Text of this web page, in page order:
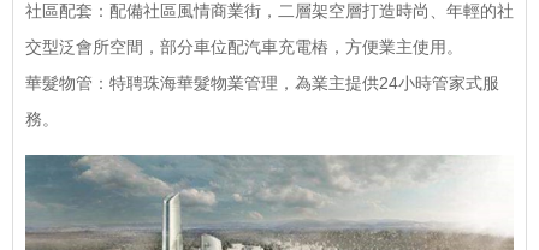
社區配套：配備社區風情商業街，二層架空層打造時尚、年輕的社
交型泛會所空間，部分車位配汽車充電樁，方便業主使用。
華髮物管：特聘珠海華髮物業管理，為業主提供24小時管家式服
務。